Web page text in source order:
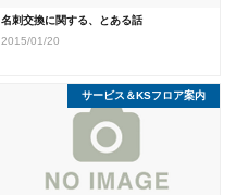
名刺交換に関する、とある話
2015/01/20
サービス＆KSフロア案内